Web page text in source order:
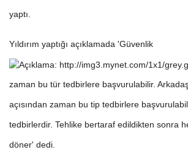
yaptı.
Yıldırım yaptığı açıklamada 'Güvenlik
zaman bu tür tedbirlere başvurulabilir.
açısından zaman bu tip tedbirlere
tedbirlerdir. Tehlike bertaraf edildikten sonra
döner' dedi.